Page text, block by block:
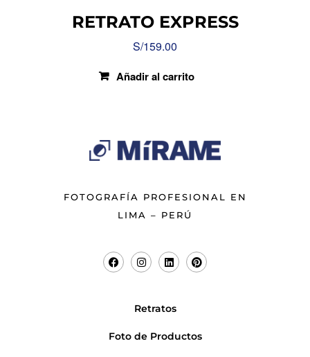
RETRATO EXPRESS
S/159.00
Añadir al carrito
FOTOGRAFÍA PROFESIONAL EN
LIMA – PERÚ
Retratos
Foto de Productos